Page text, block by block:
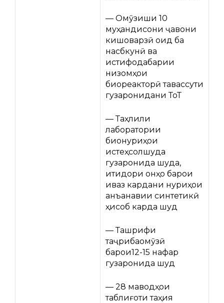
— Омӯзиши 10
муҳандисони ҷавони
кишоварзӣ оид ба
насбкунӣ ва
истифодабарии
низомҳои
биореакторӣ тавассути
гузаронидани ТоТ
— Таҳлили
лаборатории
бионуриҳои
истеҳсолшуда
гузаронида шуда,
иқтидори онҳо барои
иваз кардани нуриҳои
анъанавии синтетикӣ
ҳисоб карда шуд
— Ташрифи
таҷрибаомӯзӣ
барои12-15 нафар
гузаронида шуд
— 28 маводҳои
таблиғоти таҳия